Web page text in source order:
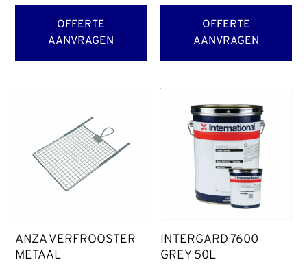
OFFERTE
AANVRAGEN
OFFERTE
AANVRAGEN
ANZA VERFROOSTER
METAAL
INTERGARD 7600
GREY 50L